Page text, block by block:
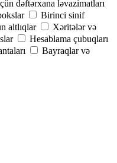
dəftərxana ləvazimatları
Birinci sinif
altlıqlar
Xəritələr və
Hesablama çubuqları
Bayraqlar və